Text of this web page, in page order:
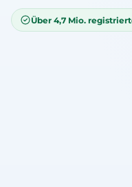
Über 4,7 Mio.